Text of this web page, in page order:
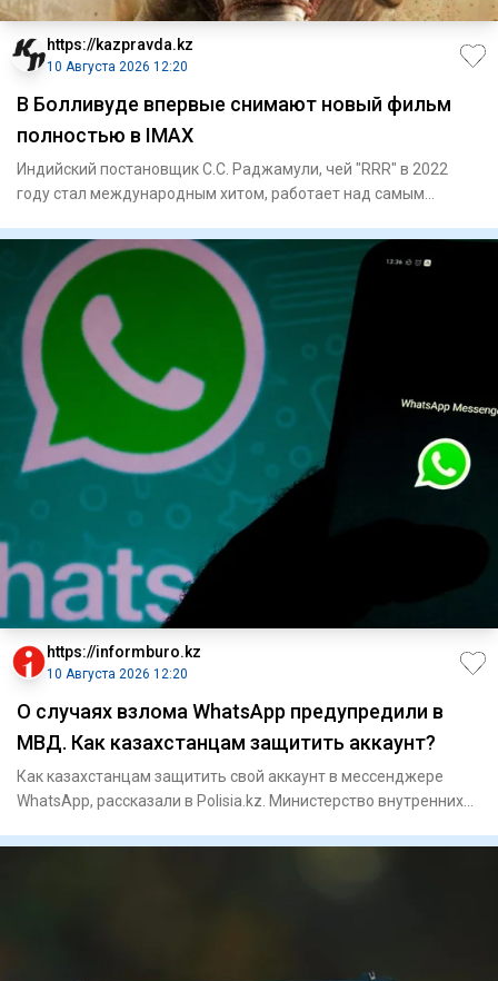
https://kazpravda.kz
10 Августа 2026 12:20
В Болливуде впервые снимают новый фильм
полностью в IMAX
Индийский постановщик С.С. Раджамули, чей "RRR" в 2022
году стал международным хитом, работает над самым
https://informburo.kz
10 Августа 2026 12:20
О случаях взлома WhatsApp предупредили в
МВД. Как казахстанцам защитить аккаунт?
Как казахстанцам защитить свой аккаунт в мессенджере
WhatsApp, рассказали в Polisia.kz. Министерство внутренних